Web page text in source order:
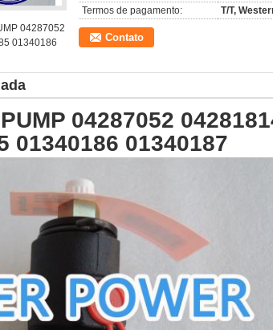
04287052
01340186
Termos de pagamento:
T/T,
Contato
04287052
01340186 01340187